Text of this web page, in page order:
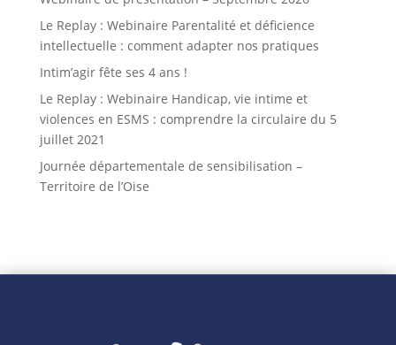
Le Replay : Webinaire Parentalité et déficience
intellectuelle : comment adapter nos pratiques
Intim’agir fête ses 4 ans !
Le Replay : Webinaire Handicap, vie intime et
violences en ESMS : comprendre la circulaire du 5
juillet 2021
Journée départementale de sensibilisation –
Territoire de l’Oise